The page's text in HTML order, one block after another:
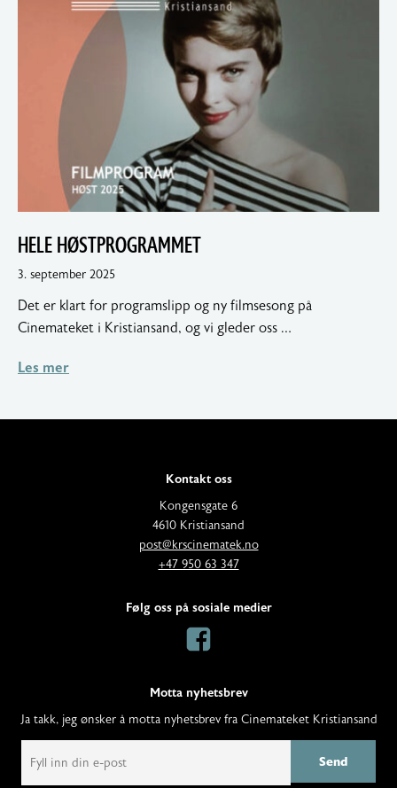
HELE HØSTPROGRAMMET
3. september 20255.
2025
Det er klart for programslipp og ny filmsesong på
Cinemateket i Kristiansand, og vi gleder oss …
Les mer
Kontakt oss
A
d
d
r
s
Kongensgate 6
4610 Kristiansand
E
s
post@krscinematek.no
T
l
:
+47 950 63 347
Følg oss på sosiale medier
Motta nyhetsbrev
Ja takk, jeg ønsker å motta nyhetsbrev fra Cinemateket Kristiansand
i